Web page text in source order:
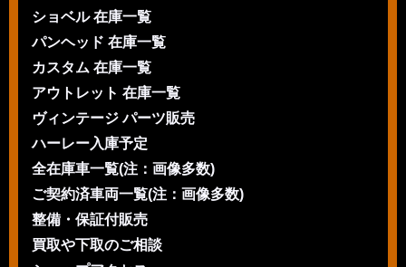
ショベル 在庫一覧
パンヘッド 在庫一覧
カスタム 在庫一覧
アウトレット 在庫一覧
ヴィンテージ パーツ販売
ハーレー入庫予定
全在庫車一覧(注：画像多数)
ご契約済車両一覧(注：画像多数)
整備・保証付販売
買取や下取のご相談